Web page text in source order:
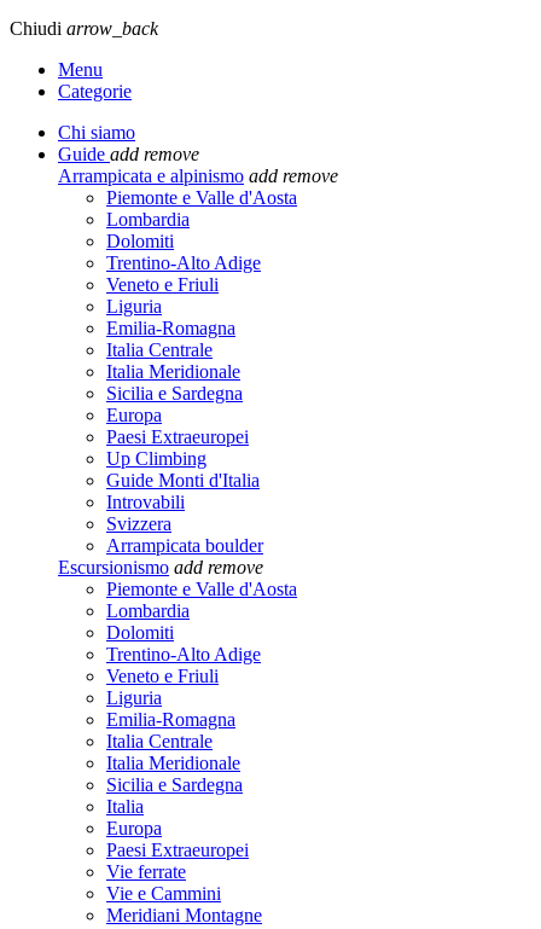
Chiudi arrow_back
Menu
Categorie
Chi siamo
Guide add remove
Arrampicata e alpinismo add remove
Piemonte e Valle d'Aosta
Lombardia
Dolomiti
Trentino-Alto Adige
Veneto e Friuli
Liguria
Emilia-Romagna
Italia Centrale
Italia Meridionale
Sicilia e Sardegna
Europa
Paesi Extraeuropei
Up Climbing
Guide Monti d'Italia
Introvabili
Svizzera
Arrampicata boulder
Escursionismo add remove
Piemonte e Valle d'Aosta
Lombardia
Dolomiti
Trentino-Alto Adige
Veneto e Friuli
Liguria
Emilia-Romagna
Italia Centrale
Italia Meridionale
Sicilia e Sardegna
Italia
Europa
Paesi Extraeuropei
Vie ferrate
Vie e Cammini
Meridiani Montagne